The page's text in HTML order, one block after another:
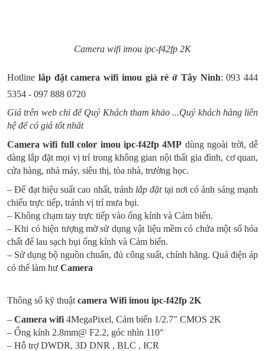
Camera wifi imou ipc-f42fp 2K
Hotline lắp đặt camera wifi imou giá rẻ ở Tây Ninh: 093 444
5354 - 097 888 0720
Giá trên web chỉ để Quý Khách tham khảo ...Quý khách hàng liên
hệ để có giá tốt nhất
Camera wifi full color imou ipc-f42fp 4MP dùng ngoài trời, dễ
dàng lắp đặt mọi vị trí trong không gian nội thất gia đình, cơ quan,
cửa hàng, nhà máy, siêu thị, tòa nhà, trường học.
– Để đạt hiệu suất cao nhất, tránh lắp đặttại nơi có ánh sáng mạnh
chiếu trực tiếp, tránh vị trí mưa bụi.
– Không chạm tay trực tiếp vào ống kính và Cảm biến.
– Khi có hiện tượng mờ sử dụng vật liệu mềm có chứa một số hóa
chất để lau sạch bụi ống kính và Cảm biến.
– Sử dụng bộ nguồn chuẩn, đủ công suất, chính hãng. Quá điện áp
có thể làm hư Camera
Thông số kỹ thuật camera Wifi imou ipc-f42fp 2K
– Camera wifi 4MegaPixel, Cảm biến 1/2.7" CMOS 2K
– Ống kính 2.8mm@ F2.2, góc nhìn 110°
– Hỗ trợ DWDR, 3D DNR , BLC , ICR